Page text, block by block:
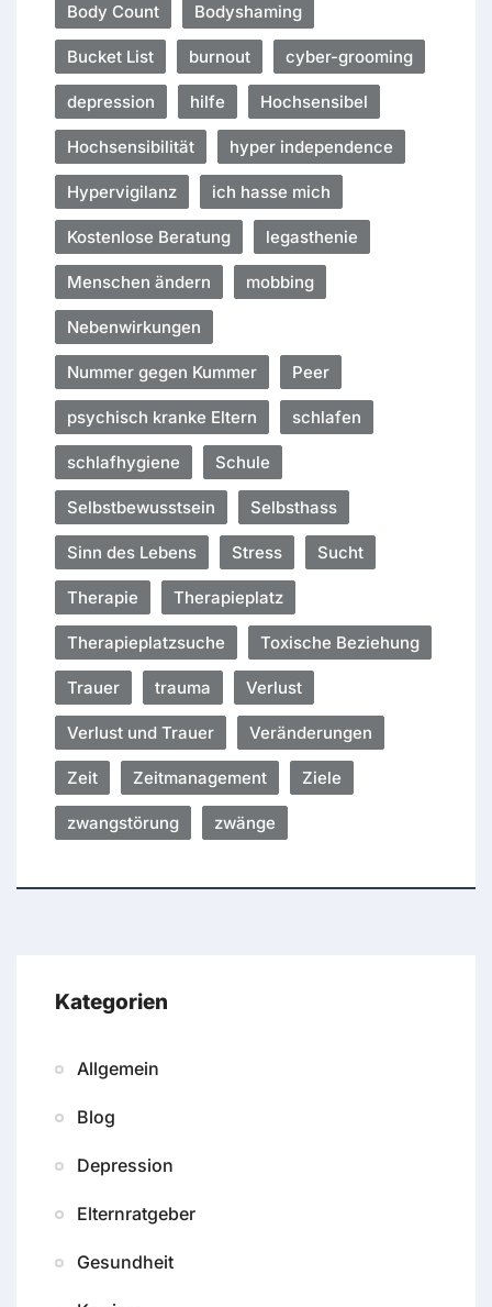
Body Count Bodyshaming
Bucket List burnout cyber-grooming
depression hilfe Hochsensibel
Hochsensibilität hyper independence
Hypervigilanz ich hasse mich
Kostenlose Beratung legasthenie
Menschen ändern mobbing
Nebenwirkungen
Nummer gegen Kummer Peer
psychisch kranke Eltern schlafen
schlafhygiene Schule
Selbstbewusstsein Selbsthass
Sinn des Lebens Stress Sucht
Therapie Therapieplatz
Therapieplatzsuche Toxische Beziehung
Trauer trauma Verlust
Verlust und Trauer Veränderungen
Zeit Zeitmanagement Ziele
zwangstörung zwänge
Kategorien
Allgemein
Blog
Depression
Elternratgeber
Gesundheit